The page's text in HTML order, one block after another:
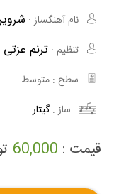
نام آهنگساز :
تنظیم : ترنم عزتی
سطح : متوسط
ساز :گیتار
قیمت : 60,000